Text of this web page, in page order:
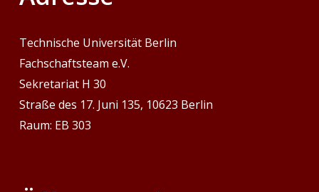
Technische Universität Berlin
Fachschaftsteam e.V.
Sekretariat H 30
Straße des 17. Juni 135, 10623 Berlin
Raum: EB 303